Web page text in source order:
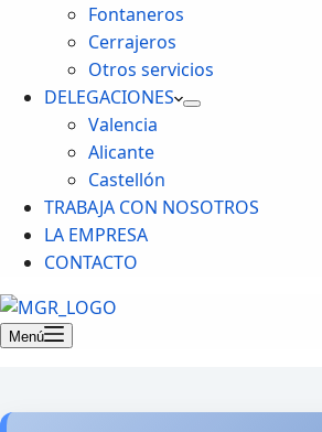
Fontaneros
Cerrajeros
Otros servicios
DELEGACIONES
Valencia
Alicante
Castellón
TRABAJA CON NOSOTROS
LA EMPRESA
CONTACTO
Menú